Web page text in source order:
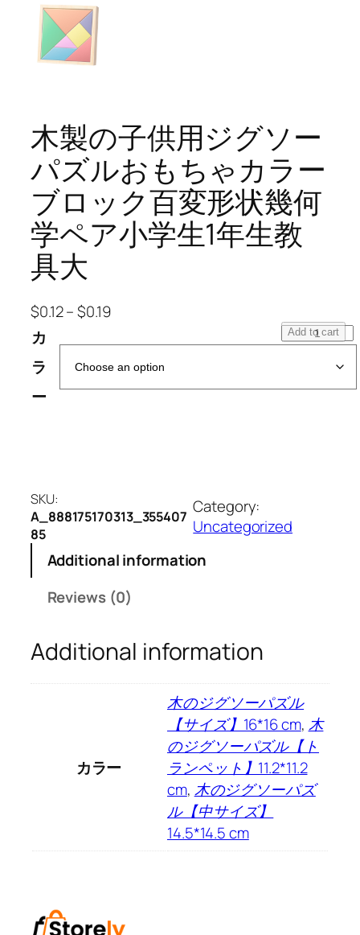
木製の子供用ジグソー
パズルおもちゃカラー
ブロック百変形状幾何
学ペア小学生1年生教
具大
$0.12–$0.19
カ
ラ
ー
木
製
子
パ
ラ
ー
ブ
ロ
ッ
ク
形
Add to cart
SKU:
A_888175170313_355407
85
Category:
Uncategorized
Additional information
Reviews (0)
Additional information
カラー
木のジグソーパズル
【サイズ】16*16 cm, 木
のジグソーパズル【ト
ランペット】11.2*11.2
cm, 木のジグソーパズ
ル【中サイズ】
14.5*14.5 cm